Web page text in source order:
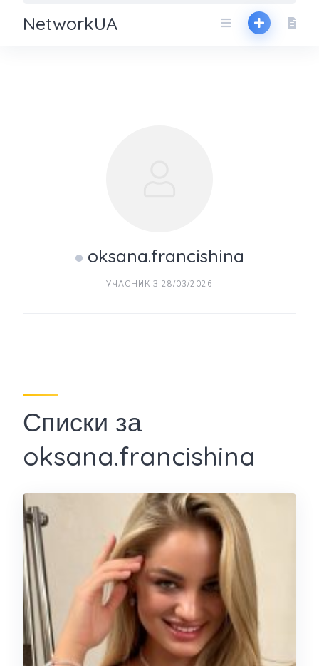
NetworkUA
oksana.francishina
УЧАСНИК З 28/03/2026
Списки за
oksana.francishina